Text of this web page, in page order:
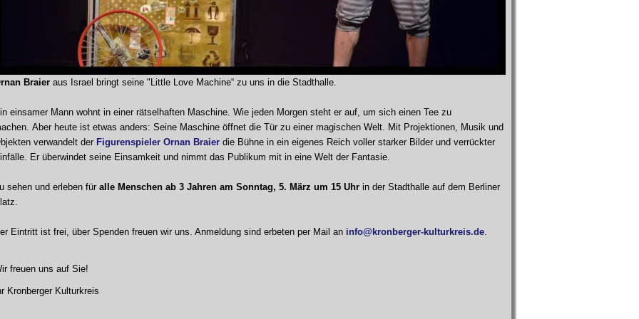
Braier aus Israel bringt seine "Little Love Machine“ zu uns in die Stadthalle.
einsamer Mann wohnt in einer rätselhaften Maschine. Wie jeden Morgen steht er auf, um sich einen Tee zu
Aber heute ist etwas anders: Seine Maschine öffnet die Tür zu einer magischen Welt. Mit Projektionen, Musik und
verwandelt der Figurenspieler Ornan Braier die Bühne in ein eigenes Reich voller starker Bilder und verrückter
Er überwindet seine Einsamkeit und nimmt das Publikum mit in eine Welt der Fantasie.
sehen und erleben für alle Menschen ab 3 Jahren am Sonntag, 5. März um 15 Uhr in der Stadthalle auf dem Berliner
Eintritt ist frei, über Spenden freuen wir uns. Anmeldung sind erbeten per Mail an info@kronberger-kulturkreis.de.
freuen uns auf Sie!
Kronberger Kulturkreis